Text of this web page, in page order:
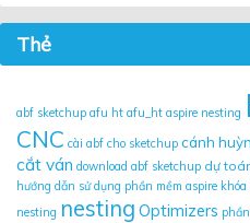
Thẻ
abf sketchup afu ht afu_ht aspire nesting
CNC cài abf cho sketchup cánh
cắt ván download abf sketchup dự
hướng dẫn sử dụng phần mềm aspire khóa
nesting nesting Optimizers